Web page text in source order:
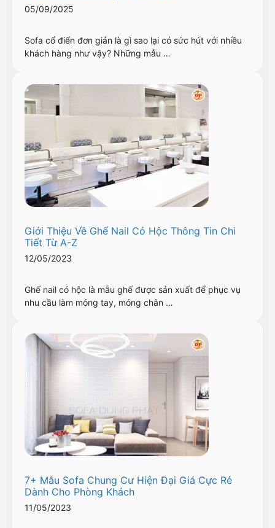
05/09/2025
Sofa cổ điển đơn giản là gì sao lại có sức hút với nhiều
khách hàng như vậy? Những mẫu …
Giới Thiệu Về Ghế Nail Có Hộc Thông Tin Chi
Tiết Từ A-Z
12/05/2023
Ghế nail có hộc là mẫu ghế được sản xuất để phục vụ
nhu cầu làm móng tay, móng chân …
7+ Mẫu Sofa Chung Cư Hiện Đại Giá Cực Rẻ
Dành Cho Phòng Khách
11/05/2023